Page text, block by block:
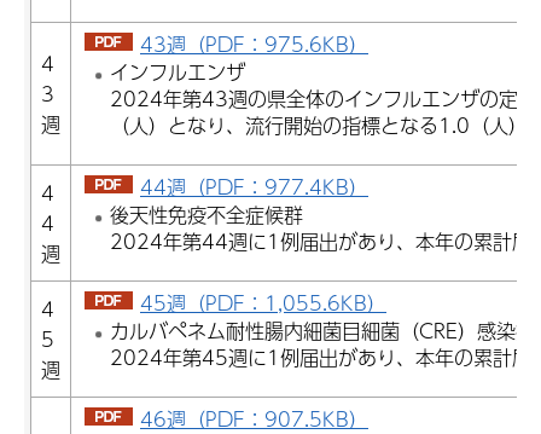
4
3
週
43週（PDF：975.6KB）
インフルエンザ
2024年第43週の県全体のインフルエンザの定
（人）となり、流行開始の指標となる1.0（人）
4
4
週
44週（PDF：977.4KB）
後天性免疫不全症候群
2024年第44週に1例届出があり、本年の累計届
4
5
週
45週（PDF：1,055.6KB）
カルバペネム耐性腸内細菌目細菌（CRE）感染
2024年第45週に1例届出があり、本年の累計
46週（PDF：907.5KB）